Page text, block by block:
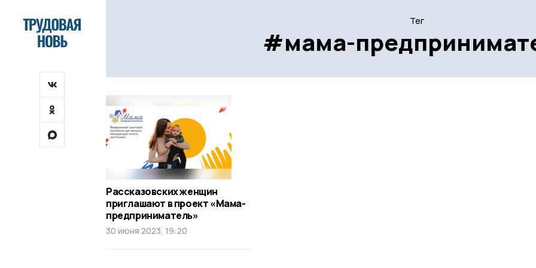
Тег
#мама-
Рассказовских женщин
приглашают в проект «Мама-
предприниматель»
30 июня 2023, 19:20